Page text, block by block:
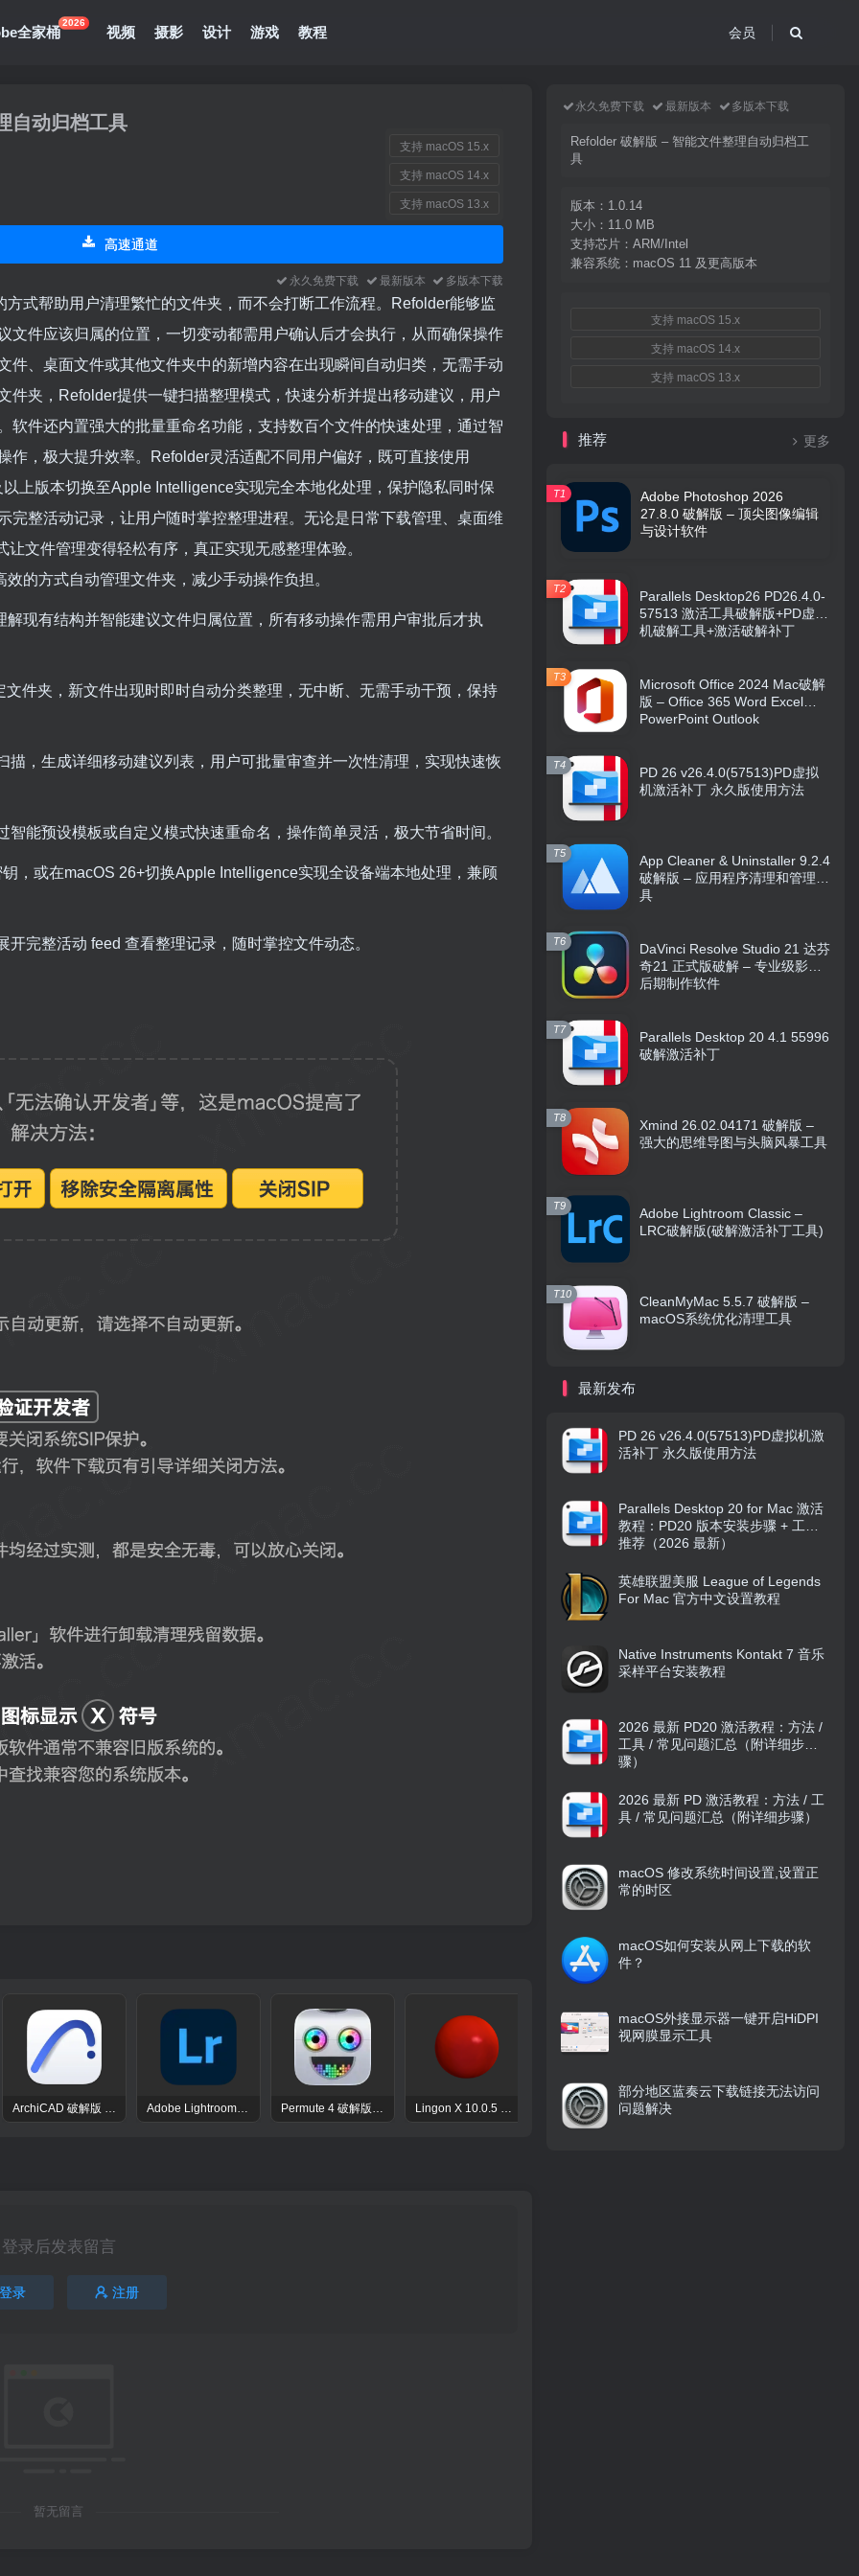
全家桶
2026
视频 摄影 设计 游戏 教程 会员
自动归档工具
高速通道
永久免费下载 最新版本 多版本下载
支持 macOS 15.x
支持 macOS 14.x
支持 macOS 13.x
式帮助用户清理繁忙的文件夹，而不会打断工作流程。Refolder能够监
文件应该归属的位置，一切变动都需用户确认后才会执行，从而确保操作
、桌面文件或其他文件夹中的新增内容在出现瞬间自动归类，无需手动
夹，Refolder提供一键扫描整理模式，快速分析并提出移动建议，用户
件还内置强大的批量重命名功能，支持数百个文件的快速处理，通过智
，极大提升效率。Refolder灵活适配不同用户偏好，既可直接使用
上版本切换至Apple Intelligence实现完全本地化处理，保护隐私同时保
整活动记录，让用户随时掌控整理进程。无论是日常下载管理、桌面维
文件管理变得轻松有序，真正实现无感整理体验。
的方式自动管理文件夹，减少手动操作负担。
现有结构并智能建议文件归属位置，所有移动操作需用户审批后才执
件夹，新文件出现时即时自动分类整理，无中断、无需手动干预，保持
描，生成详细移动建议列表，用户可批量审查并一次性清理，实现快速恢
智能预设模板或自定义模式快速重命名，操作简单灵活，极大节省时间。
，或在macOS 26+切换Apple Intelligence实现全设备端本地处理，兼顾
完整活动 feed 查看整理记录，随时掌控文件动态。
ArchiCAD 破解版 – 效率与创新并行的建筑设计工具 专业3D建模程序 Adobe Lightroom CC 破解版 – 照片管理与编辑工具 Permute 4 破解版 – 全能媒体格式转换工具 Lingon X 10.0.5 破解版 – Mac自动化任务管理工具 ForkLift 破解版 – 高效双窗格文件浏览管理
登录后发表留言
登录 注册
暂无留言
永久免费下载 最新版本 多版本下载
Refolder 破解版 – 智能文件整理自动归档工
具
版本：1.0.14
大小：11.0 MB
支持芯片：ARM/Intel
兼容系统：macOS 11 及更高版本
支持 macOS 15.x
支持 macOS 14.x
支持 macOS 13.x
推荐 更多
Adobe Photoshop 2026
27.8.0 破解版 – 顶尖图像编辑
与设计软件
T1
Parallels Desktop26 PD26.4.0-
57513 激活工具破解版+PD虚拟
机破解工具+激活破解补丁
T2
Microsoft Office 2024 Mac破解
版 – Office 365 Word Excel
PowerPoint Outlook
T3
PD 26 v26.4.0(57513)PD虚拟
机激活补丁 永久版使用方法
T4
App Cleaner & Uninstaller 9.2.4
破解版 – 应用程序清理和管理工
具
T5
DaVinci Resolve Studio 21 达芬
奇21 正式版破解 – 专业级影视
后期制作软件
T6
Parallels Desktop 20 4.1 55996
破解激活补丁
T7
Xmind 26.02.04171 破解版 –
强大的思维导图与头脑风暴工具
T8
Adobe Lightroom Classic –
LRC破解版(破解激活补丁工具)
T9
CleanMyMac 5.5.7 破解版 –
macOS系统优化清理工具
T10
最新发布
PD 26 v26.4.0(57513)PD虚拟机激
活补丁 永久版使用方法
Parallels Desktop 20 for Mac 激活
教程：PD20 版本安装步骤 + 工具
推荐（2026 最新）
英雄联盟美服 League of Legends
For Mac 官方中文设置教程
Native Instruments Kontakt 7 音乐
采样平台安装教程
2026 最新 PD20 激活教程：方法 /
工具 / 常见问题汇总（附详细步
骤）
2026 最新 PD 激活教程：方法 / 工
具 / 常见问题汇总（附详细步骤）
macOS 修改系统时间设置,设置正
常的时区
macOS如何安装从网上下载的软
件？
macOS外接显示器一键开启HiDPI
视网膜显示工具
部分地区蓝奏云下载链接无法访问
问题解决